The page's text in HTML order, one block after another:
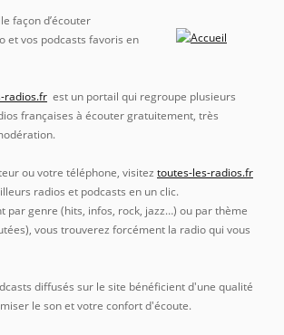
façon d’écouter
et vos podcasts favoris en
radios.fr est un portail qui regroupe plusieurs
françaises à écouter gratuitement, très
ou votre téléphone, visitez toutes-les-radios.fr
radios et podcasts en un clic.
par genre (hits, infos, rock, jazz…) ou par thème
vous trouverez forcément la radio qui vous
diffusés sur le site bénéficient d'une qualité
le son et votre confort d'écoute.